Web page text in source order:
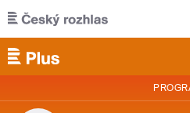
Přejít k hlavnímu obsahu